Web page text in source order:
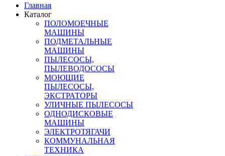
Главная
Каталог
ПОЛОМОЕЧНЫЕ
МАШИНЫ
ПОДМЕТАЛЬНЫЕ
МАШИНЫ
ПЫЛЕСОСЫ,
ПЫЛЕВОДОСОСЫ
МОЮЩИЕ
ПЫЛЕСОСЫ,
ЭКСТРАТОРЫ
УЛИЧНЫЕ ПЫЛЕСОСЫ
ОДНОДИСКОВЫЕ
МАШИНЫ
ЭЛЕКТРОТЯГАЧИ
КОММУНАЛЬНАЯ
ТЕХНИКА